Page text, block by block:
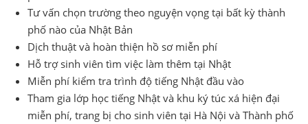
Tư vấn chọn trường theo nguyện vọng tại bất kỳ thành
phố nào của Nhật Bản
Dịch thuật và hoàn thiện hồ sơ miễn phí
Hỗ trợ sinh viên tìm việc làm thêm tại Nhật
Miễn phí kiểm tra trình độ tiếng Nhật đầu vào
Tham gia lớp học tiếng Nhật và khu ký túc xá hiện đại
miễn phí, trang bị cho sinh viên tại Hà Nội và Thành phố